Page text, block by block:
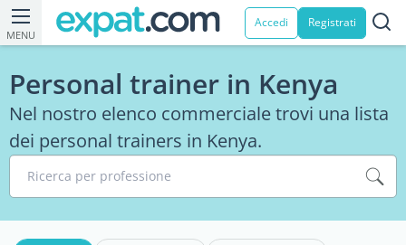
MENU
Accedi Registrati
Personal trainer in Kenya
Nel nostro elenco commerciale trovi una lista
dei personal trainers in Kenya.
Ricerca per professione